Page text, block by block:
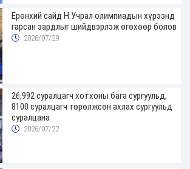
Ерөнхий сайд Н.Учрал олимпиадын хүрээнд
гарсан зардлыг шийдвэрлэж өгөхөөр болов
2026/07/29
26,992 суралцагч хотхоны бага сургуульд,
8100 суралцагч төрөлжсөн ахлах сургуульд
суралцана
2026/07/22